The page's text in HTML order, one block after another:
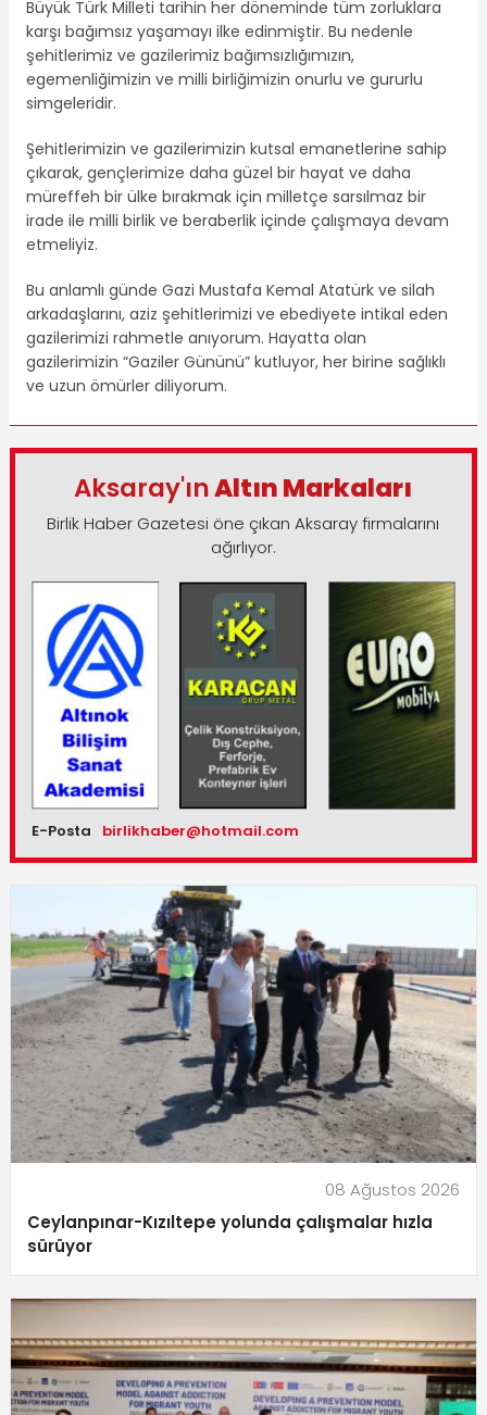
Büyük Türk Milleti tarihin her döneminde tüm zorluklara
karşı bağımsız yaşamayı ilke edinmiştir. Bu nedenle
şehitlerimiz ve gazilerimiz bağımsızlığımızın,
egemenliğimizin ve milli birliğimizin onurlu ve gururlu
simgeleridir.
Şehitlerimizin ve gazilerimizin kutsal emanetlerine sahip
çıkarak, gençlerimize daha güzel bir hayat ve daha
müreffeh bir ülke bırakmak için milletçe sarsılmaz bir
irade ile milli birlik ve beraberlik içinde çalışmaya devam
etmeliyiz.
Bu anlamlı günde Gazi Mustafa Kemal Atatürk ve silah
arkadaşlarını, aziz şehitlerimizi ve ebediyete intikal eden
gazilerimizi rahmetle anıyorum. Hayatta olan
gazilerimizin “Gaziler Gününü” kutluyor, her birine sağlıklı
ve uzun ömürler diliyorum.
Aksaray'ınAltın Markaları
Birlik Haber Gazetesi öne çıkan Aksaray firmalarını
ağırlıyor.
E-Posta birlikhaber@hotmail.com
08 Ağustos 2026
Ceylanpınar-Kızıltepe yolunda çalışmalar hızla
sürüyor